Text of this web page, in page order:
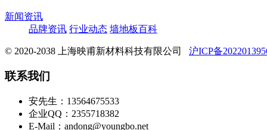
新闻资讯
品牌资讯 行业动态 墙地板百科
© 2020-2038 上海映甫新材料科技有限公司 沪ICP备
联系我们
安先生：13564675533
企业QQ：2355718382
E-Mail：andong@youngbo.net